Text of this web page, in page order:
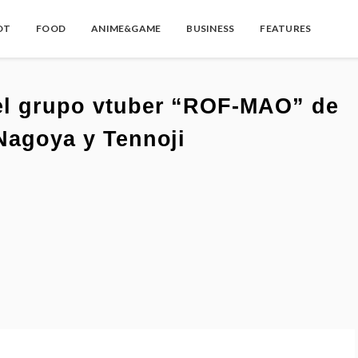
FOOD ANIME&GAME BUSINESS FEATURES
grupo vtuber “ROF-MAO” de
y Tennoji